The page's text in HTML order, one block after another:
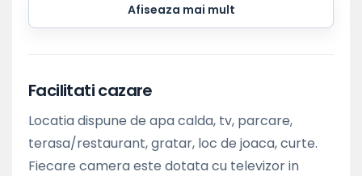
Afiseaza mai mult
Facilitati cazare
Locatia dispune de apa calda, tv, parcare,
terasa/restaurant, gratar, loc de joaca, curte.
Fiecare camera este dotata cu televizor in